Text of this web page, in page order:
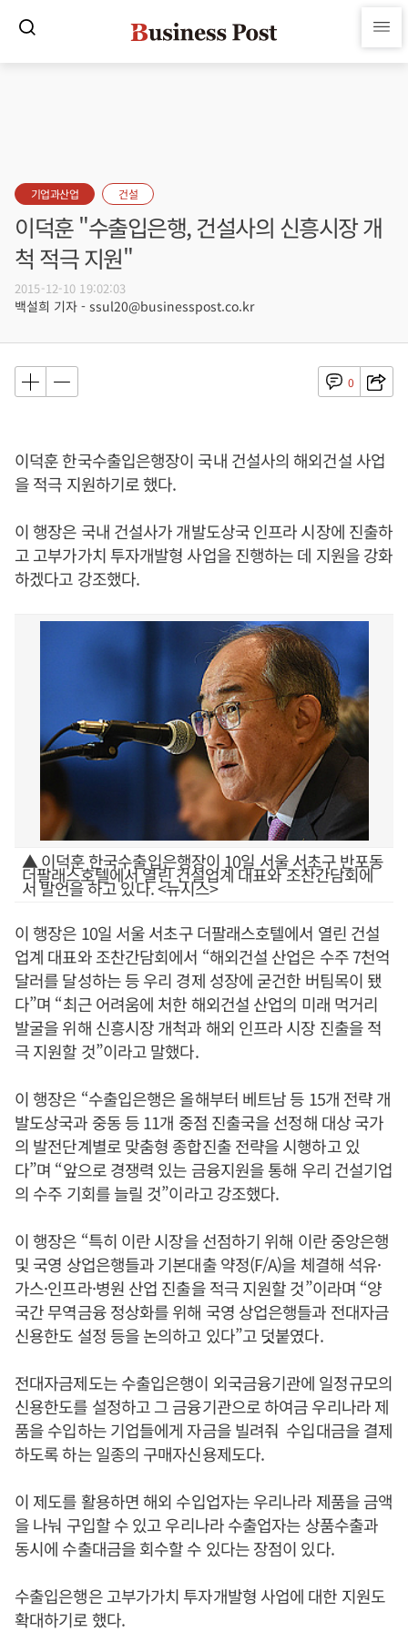
기업과산업 건설
이덕훈 "수출입은행, 건설사의 신흥시장 개
척 적극 지원"
2015-12-10 19:02:03
백설희 기자 - ssul20@businesspost.co.kr
0
이덕훈 한국수출입은행장이 국내 건설사의 해외건설 사업
을 적극 지원하기로 했다.
이 행장은 국내 건설사가 개발도상국 인프라 시장에 진출하
고 고부가가치 투자개발형 사업을 진행하는 데 지원을 강화
하겠다고 강조했다.
▲ 이덕훈 한국수출입은행장이 10일 서울 서초구 반포동
더팔래스호텔에서 열린 건설업계 대표와 조찬간담회에
서 발언을 하고 있다. <뉴시스>
이 행장은 10일 서울 서초구 더팔래스호텔에서 열린 건설
업계 대표와 조찬간담회에서 “해외건설 산업은 수주 7천억
달러를 달성하는 등 우리 경제 성장에 굳건한 버팀목이 됐
다”며 “최근 어려움에 처한 해외건설 산업의 미래 먹거리
발굴을 위해 신흥시장 개척과 해외 인프라 시장 진출을 적
극 지원할 것”이라고 말했다.
이 행장은 “수출입은행은 올해부터 베트남 등 15개 전략 개
발도상국과 중동 등 11개 중점 진출국을 선정해 대상 국가
의 발전단계별로 맞춤형 종합진출 전략을 시행하고 있
다”며 “앞으로 경쟁력 있는 금융지원을 통해 우리 건설기업
의 수주 기회를 늘릴 것”이라고 강조했다.
이 행장은 “특히 이란 시장을 선점하기 위해 이란 중앙은행
및 국영 상업은행들과 기본대출 약정(F/A)을 체결해 석유·
가스·인프라·병원 산업 진출을 적극 지원할 것”이라며 “양
국간 무역금융 정상화를 위해 국영 상업은행들과 전대자금
신용한도 설정 등을 논의하고 있다”고 덧붙였다.
전대자금제도는 수출입은행이 외국금융기관에 일정규모의
신용한도를 설정하고 그 금융기관으로 하여금 우리나라 제
품을 수입하는 기업들에게 자금을 빌려줘 수입대금을 결제
하도록 하는 일종의 구매자신용제도다.
이 제도를 활용하면 해외 수입업자는 우리나라 제품을 금액
을 나눠 구입할 수 있고 우리나라 수출업자는 상품수출과
동시에 수출대금을 회수할 수 있다는 장점이 있다.
수출입은행은 고부가가치 투자개발형 사업에 대한 지원도
확대하기로 했다.